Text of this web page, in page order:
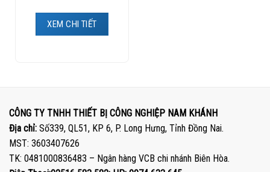
XEM CHI TIẾT
CÔNG TY TNHH THIẾT BỊ CÔNG NGHIỆP NAM KHÁNH
Địa chỉ: Số339, QL51, KP 6, P. Long Hưng, Tỉnh Đồng Nai.
MST: 3603407626
TK: 0481000836483 – Ngân hàng VCB chi nhánh Biên Hòa.